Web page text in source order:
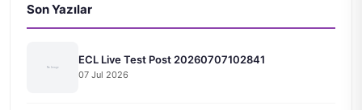
Son Yazılar
ECL Live Test Post 20260707102841
07 Jul 2026